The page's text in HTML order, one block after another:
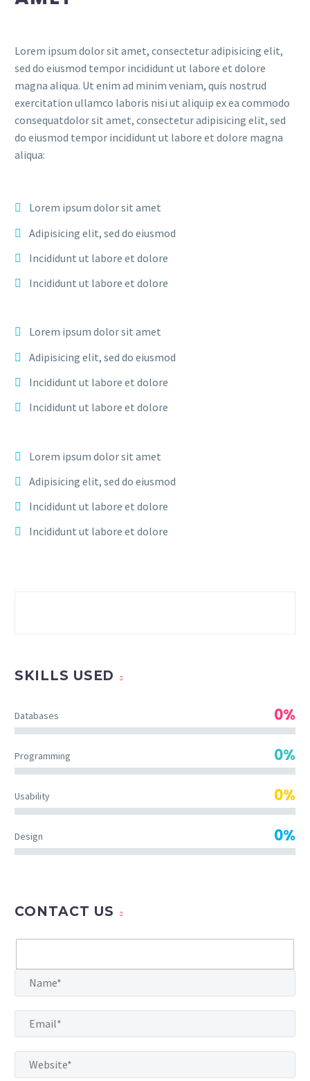
Lorem ipsum dolor sit amet, consectetur adipisicing elit,
sed do eiusmod tempor incididunt ut labore et dolore
magna aliqua. Ut enim ad minim veniam, quis nostrud
exercitation ullamco laboris nisi ut aliquip ex ea commodo
consequatdolor sit amet, consectetur adipisicing elit, sed
do eiusmod tempor incididunt ut labore et dolore magna
aliqua:
Lorem ipsum dolor sit amet
Adipisicing elit, sed do eiusmod
Incididunt ut labore et dolore
Incididunt ut labore et dolore
Lorem ipsum dolor sit amet
Adipisicing elit, sed do eiusmod
Incididunt ut labore et dolore
Incididunt ut labore et dolore
Lorem ipsum dolor sit amet
Adipisicing elit, sed do eiusmod
Incididunt ut labore et dolore
Incididunt ut labore et dolore
SKILLS USED
Databases 0%
Programming 0%
Usability 0%
Design 0%
CONTACT US